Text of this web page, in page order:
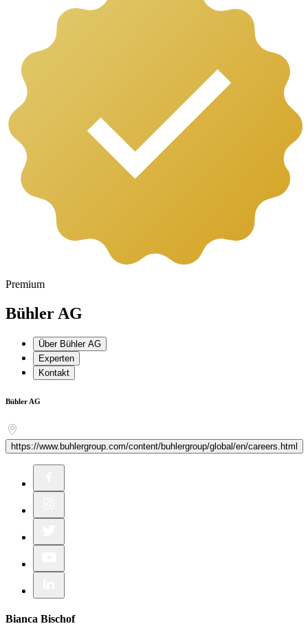
Premium
Bühler AG
Über Bühler AG
Experten
Kontakt
Bühler AG
https://www.buhlergroup.com/content/buhlergroup/global/en/careers.html
Bianca Bischof